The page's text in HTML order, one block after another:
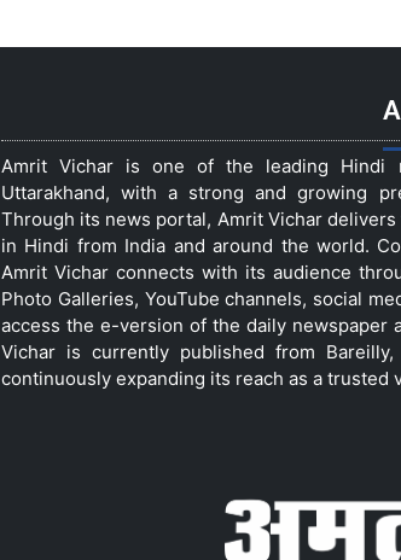
Amrit Vichar is one of the leading Hindi
Uttarakhand, with a strong and growing
Through its news portal, Amrit Vichar
in Hindi from India and around the world.
Amrit Vichar connects with its audience
Photo Galleries, YouTube channels, social
access the e-version of the daily newspaper
Vichar is currently published from Bareilly,
continuously expanding its reach as a trusted